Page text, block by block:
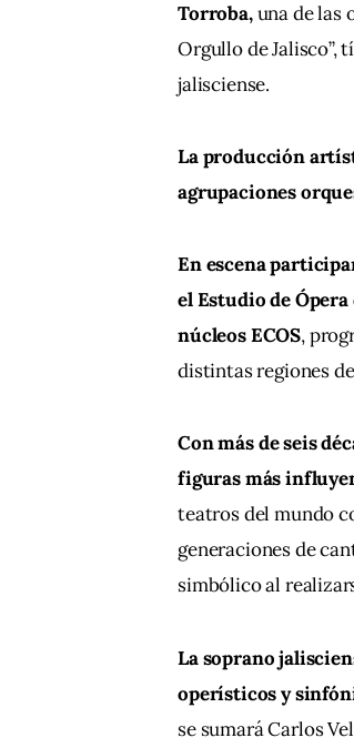
Torroba, una de las
Orgullo de Jalisco”,
jalisciense.
La producción
agrupaciones
En escena
el Estudio de
núcleos ECOS,
distintas regiones
Con más de seis
figuras más
teatros del mundo
generaciones de
simbólico al
La soprano
operísticos y
se sumará Carlos